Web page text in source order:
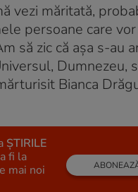
vezi măritată,
persoane care vor
să zic că așa s-au
Dumnezeu,
Bianca
ȘTIRILE
fi la
mai noi